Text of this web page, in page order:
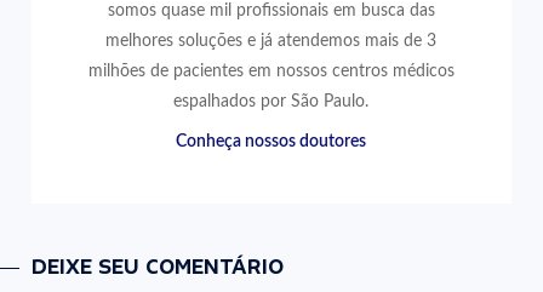
somos quase mil profissionais em busca das
melhores soluções e já atendemos mais de 3
milhões de pacientes em nossos centros médicos
espalhados por São Paulo.
Conheça nossos doutores
DEIXE SEU COMENTÁRIO